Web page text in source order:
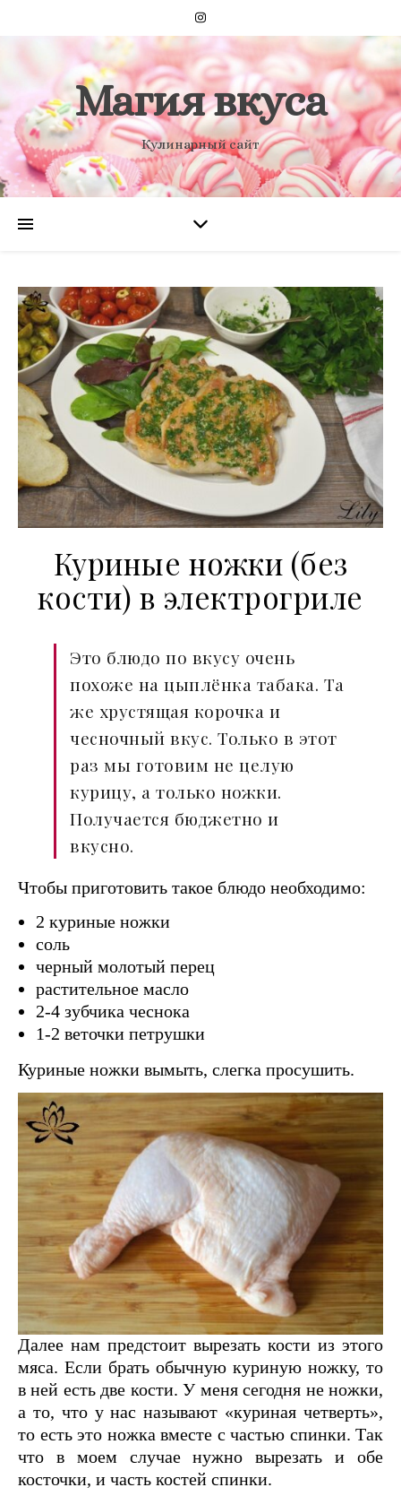
Магия вкуса
Кулинарный сайт
Куриные ножки (без
кости) в электрогриле
Это блюдо по вкусу очень
похоже на цыплёнка табака. Та
же хрустящая корочка и
чесночный вкус. Только в этот
раз мы готовим не целую
курицу, а только ножки.
Получается бюджетно и
вкусно.
Чтобы приготовить такое блюдо необходимо:
2 куриные ножки
соль
черный молотый перец
растительное масло
2-4 зубчика чеснока
1-2 веточки петрушки
Куриные ножки вымыть, слегка просушить.
Далее нам предстоит вырезать кости из этого
мяса. Если брать обычную куриную ножку, то
в ней есть две кости. У меня сегодня не ножки,
а то, что у нас называют «куриная четверть»,
то есть это ножка вместе с частью спинки. Так
что в моем случае нужно вырезать и обе
косточки, и часть костей спинки.